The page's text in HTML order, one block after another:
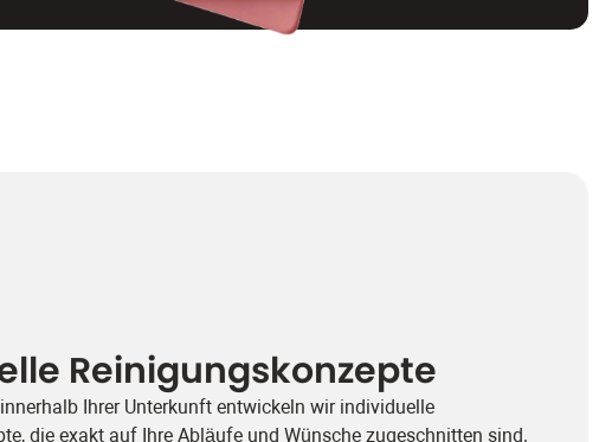
Reinigungs­konzepte
Ihrer Unterkunft entwickeln wir individuelle
die exakt auf Ihre Abläufe und Wünsche zugeschnitten sind.